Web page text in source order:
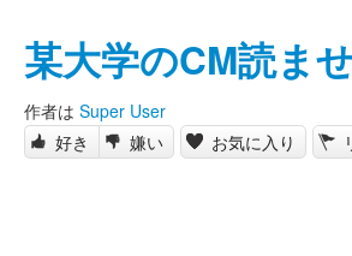
某大学のCM読ま
作者は Super User
好き
嫌い お気に入り